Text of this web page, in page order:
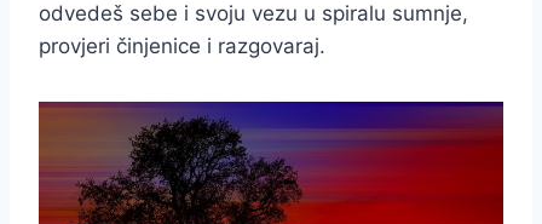
odvedeš sebe i svoju vezu u spiralu sumnje,
provjeri činjenice i razgovaraj.